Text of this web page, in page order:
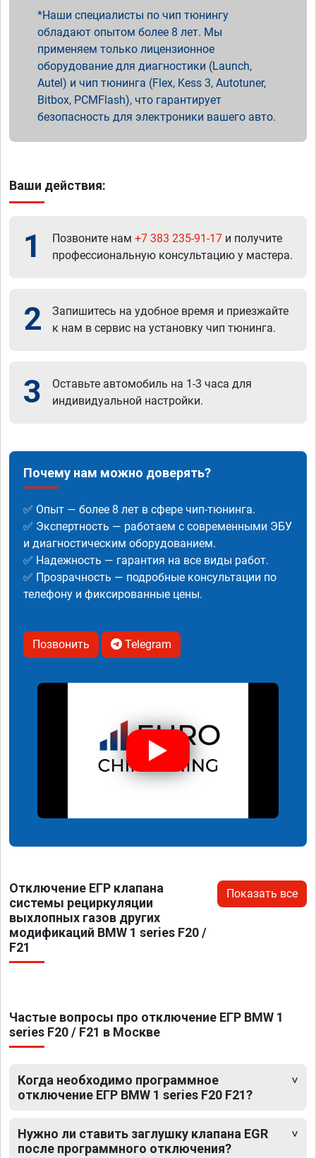
Наши специалисты по чип тюнингу
обладают опытом более 8 лет. Мы
применяем только лицензионное
оборудование для диагностики (Launch,
Autel) и чип тюнинга (Flex, Kess 3, Autotuner,
Bitbox, PCMFlash), что гарантирует
безопасность для электроники вашего авто.
Ваши действия:
1 Позвоните нам +7 383 235-91-17 и получите
профессиональную консультацию у мастера.
2
Запишитесь на удобное время и приезжайте
к нам в сервис на установку чип тюнинга.
3
Оставьте автомобиль на 1-3 часа для
индивидуальной настройки.
Почему нам можно доверять?
✅ Опыт — более 8 лет в сфере чип-тюнинга.
✅ Экспертность — работаем с современными ЭБУ
и диагностическим оборудованием.
✅ Надежность — гарантия на все виды работ.
✅ Прозрачность — подробные консультации по
телефону и фиксированные цены.
Позвонить Telegram
Отключение ЕГР клапана
системы рециркуляции
выхлопных газов других
модификаций BMW 1 series F20 /
F21
Показать все
Частые вопросы про отключение ЕГР BMW 1
series F20 / F21 в Москве
Когда необходимо программное
отключение ЕГР BMW 1 series F20 F21?
Нужно ли ставить заглушку клапана EGR
после программного отключения?